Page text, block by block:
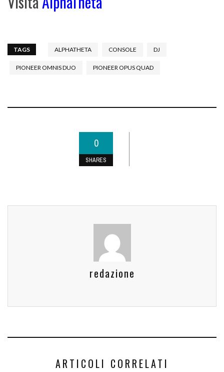
TAGS ALPHATHETA CONSOLE DJ
PIONEER OMNIS DUO PIONEER OPUS QUAD
0
SHARES
redazione
ARTICOLI CORRELATI